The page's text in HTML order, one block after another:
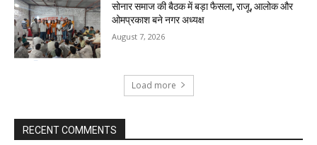
सोनार समाज की बैठक में बड़ा फैसला, राजू, आलोक और
ओमप्रकाश बने नगर अध्यक्ष
August 7, 2026
Load more
RECENT COMMENTS